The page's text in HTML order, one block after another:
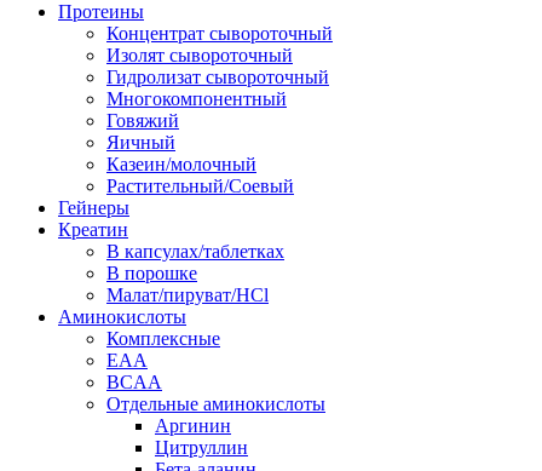
Протеины
Концентрат сывороточный
Изолят сывороточный
Гидролизат сывороточный
Многокомпонентный
Говяжий
Яичный
Казеин/молочный
Растительный/Соевый
Гейнеры
Креатин
В капсулах/таблетках
В порошке
Малат/пируват/HCl
Аминокислоты
Комплексные
EAA
BCAA
Отдельные аминокислоты
Аргинин
Цитруллин